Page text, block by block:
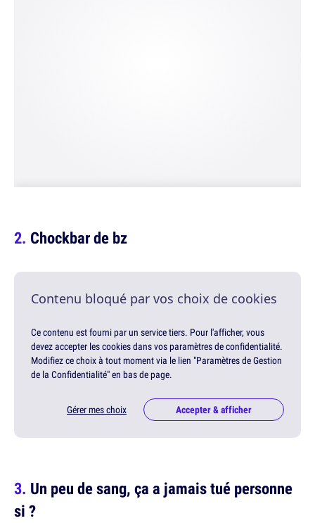
Chockbar de bz
Contenu bloqué par vos choix de cookies
Ce contenu est fourni par un service tiers. Pour l'afficher, vous
devez accepter les cookies dans vos paramètres de confidentialité.
Modifiez ce choix à tout moment via le lien "Paramètres de Gestion
de la Confidentialité" en bas de page.
Gérer mes choix Accepter & afficher
Un peu de sang, ça a jamais tué personne
si ?